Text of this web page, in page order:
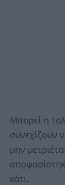
Μπορεί η
συνεχίζουν
μην
κάτι.